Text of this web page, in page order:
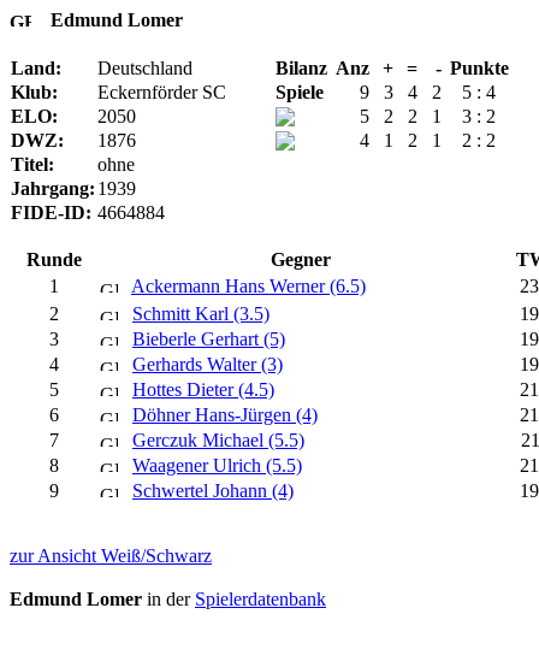
Edmund Lomer
Land: Deutschland Bilanz Anz + = - Punkte
Klub:
Eckernförder SC Spiele 9 3 4 2
5 : 4
ELO:
2050 5 2 2 1
3 : 2
DWZ:
1876 4 1 2 1
2 : 2
Titel:
ohne
Jahrgang: 1939
FIDE-ID: 4664884
Runde Gegner
1
Ackermann Hans Werner (6.5)
2
Schmitt Karl (3.5)
3
Bieberle Gerhart (5)
4
Gerhards Walter (3)
5
Hottes Dieter (4.5)
6
Döhner Hans-Jürgen (4)
7
Gerczuk Michael (5.5)
8
Waagener Ulrich (5.5)
9
Schwertel Johann (4)
zur Ansicht Weiß/Schwarz
Edmund Lomer in der Spielerdatenbank